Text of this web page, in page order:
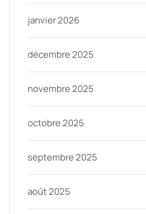
janvier 2026
décembre 2025
novembre 2025
octobre 2025
septembre 2025
août 2025